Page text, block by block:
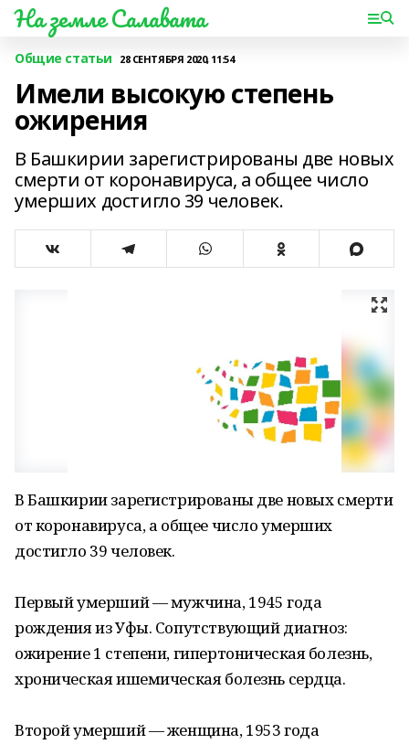
На земле Салавата
Общие статьи 28 СЕНТЯБРЯ 2020, 11:54
Имели высокую степень
ожирения
В Башкирии зарегистрированы две новых
смерти от коронавируса, а общее число
умерших достигло 39 человек.
В Башкирии зарегистрированы две новых смерти
от коронавируса, а общее число умерших
достигло 39 человек.
Первый умерший — мужчина, 1945 года
рождения из Уфы. Сопутствующий диагноз:
ожирение 1 степени, гипертоническая болезнь,
хроническая ишемическая болезнь сердца.
Второй умерший — женщина, 1953 года